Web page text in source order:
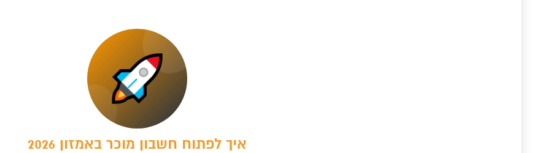
איך לפתוח חשבון מוכר באמזון 2026